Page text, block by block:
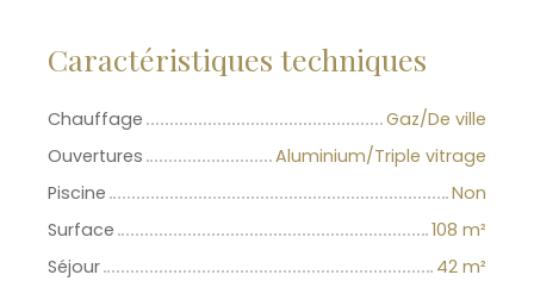
Caractéristiques techniques
Chauffage
Gaz/De ville
Ouvertures
Aluminium/Triple vitrage
Piscine
Non
Surface
108 m²
Séjour
42 m²